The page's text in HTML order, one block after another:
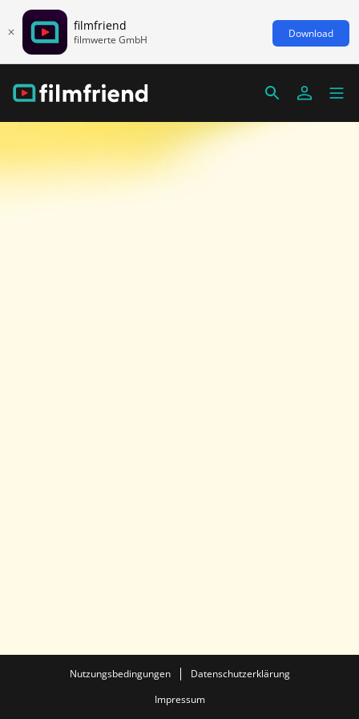
filmfriend
filmwerte GmbH Download
Nutzungsbedingungen
Datenschutzerklärung
Impressum